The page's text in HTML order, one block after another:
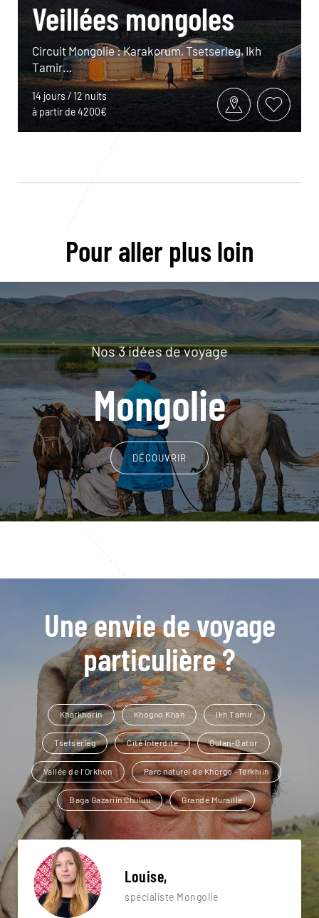
Veillées mongoles
Circuit Mongolie : Karakorum, Tsetserleg, Ikh
Tamir…
14 jours / 12 nuits
à partir de 4200€
Pour aller plus loin
Nos 3 idées de voyage
Mongolie
DÉCOUVRIR
Une envie de voyage
particulière ?
Kharkhorin Khogno Khan Ikh Tamir
Tsetserleg Cité Interdite Oulan-Bator
Vallée de l'Orkhon Parc naturel de Khorgo -Terkhiin
Baga Gazariin Chuluu Grande Muraille
Louise,
spécialiste Mongolie